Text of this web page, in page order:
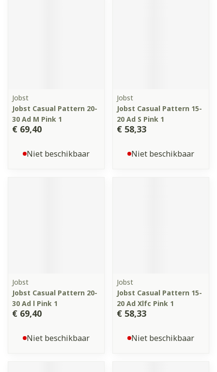
Jobst
Jobst Casual Pattern 20-
30 Ad M Pink 1
€ 69,40
Niet beschikbaar
Jobst
Jobst Casual Pattern 15-
20 Ad S Pink 1
€ 58,33
Niet beschikbaar
Jobst
Jobst Casual Pattern 20-
30 Ad l Pink 1
€ 69,40
Niet beschikbaar
Jobst
Jobst Casual Pattern 15-
20 Ad Xlfc Pink 1
€ 58,33
Niet beschikbaar